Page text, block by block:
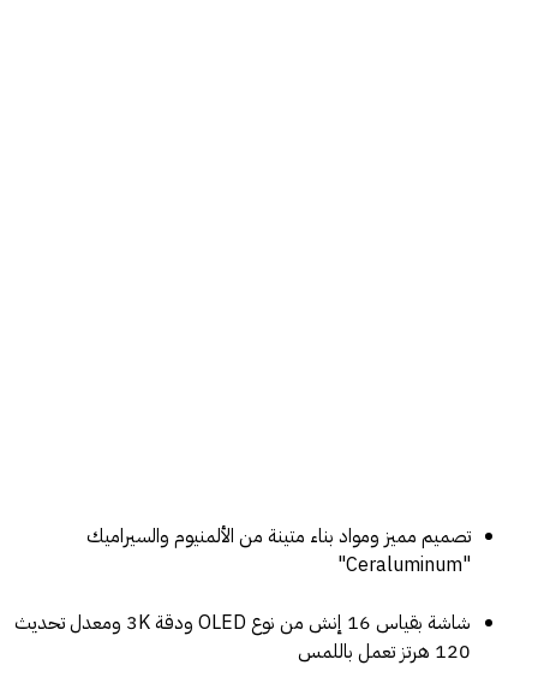
تصميم مميز ومواد بناء متينة من الألمنيوم والسيراميك
"Ceraluminum"
شاشة بقياس 16 إنش من نوع OLED ودقة 3K ومعدل تحديث
120 هرتز تعمل باللمس